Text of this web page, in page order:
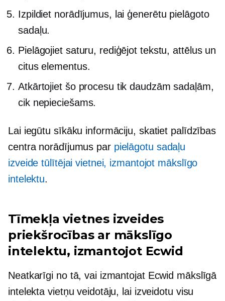
Izpildiet norādījumus, lai ģenerētu pielāgoto
sadaļu.
Pielāgojiet saturu, rediģējot tekstu, attēlus un
citus elementus.
Atkārtojiet šo procesu tik daudzām sadaļām,
cik nepieciešams.
Lai iegūtu sīkāku informāciju, skatiet palīdzības
centra norādījumus par pielāgotu sadaļu
izveide tūlītējai vietnei, izmantojot mākslīgo
intelektu.
Tīmekļa vietnes izveides
priekšrocības ar mākslīgo
intelektu, izmantojot Ecwid
Neatkarīgi no tā, vai izmantojat Ecwid mākslīgā
intelekta vietņu veidotāju, lai izveidotu visu